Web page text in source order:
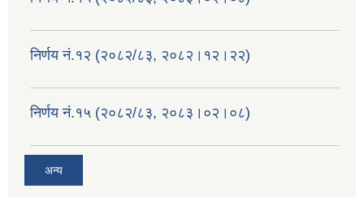
निर्णय नं.१२ (२०८२/८३, २०८२।१२।२२)
निर्णय नं.१५ (२०८२/८३, २०८३।०२।०८)
अन्य